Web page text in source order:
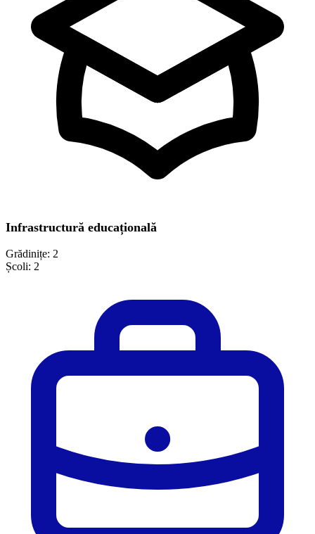
Infrastructură educațională
Grădinițe: 2
Școli: 2